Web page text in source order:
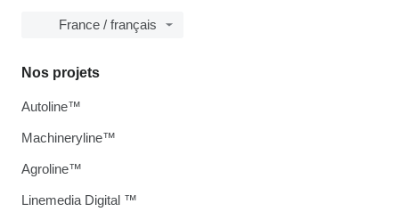
France / français
Nos projets
Autoline™
Machineryline™
Agroline™
Linemedia Digital ™